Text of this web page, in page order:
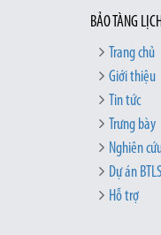
BẢO TÀNG
Trang chủ
Giới thiệu
Tin tức
Trưng bày
Nghiên
Dự án
Hỗ trợ